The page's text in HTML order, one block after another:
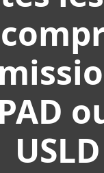
USLD